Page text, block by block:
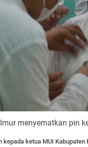
menyematkan pin
ketua MUI Kabupaten